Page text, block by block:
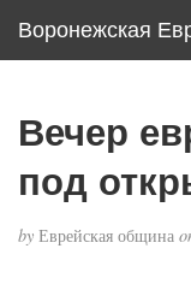
Воронежская
Вечер
под
by Еврейская община